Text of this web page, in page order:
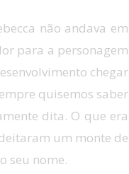
não andava em
para a personagem
chegar
quisemos saber
dita. O que era
um monte de
seu nome.